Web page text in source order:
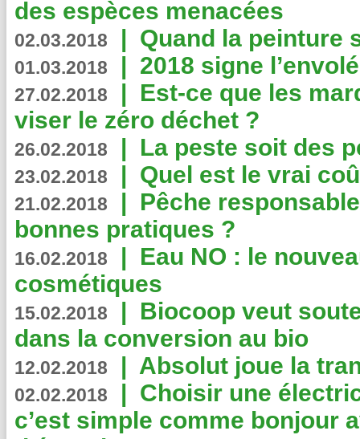
des espèces menacées
02.03.2018 | Quand la peinture
01.03.2018 | 2018 signe
27.02.2018 | Est-ce que les
viser le zéro déchet ?
26.02.2018 | La peste soit des
23.02.2018 | Quel est le vrai
21.02.2018 | Pêche
bonnes pratiques ?
16.02.2018 | Eau NO : le
cosmétiques
15.02.2018 | Biocoop veut
dans la conversion au bio
12.02.2018 | Absolut joue la
02.02.2018 | Choisir une
c’est simple comme bonjour